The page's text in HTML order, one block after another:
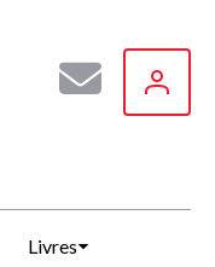
Livres